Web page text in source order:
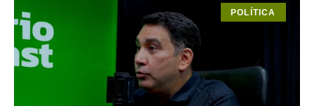
POLÍTICA